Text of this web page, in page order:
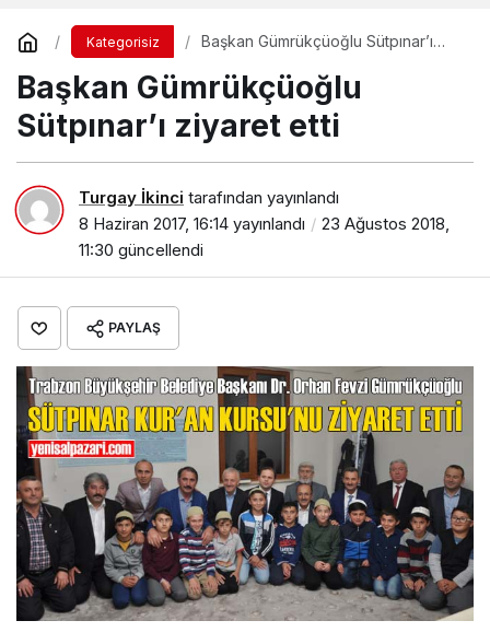
Kategorisiz
Başkan Gümrükçüoğlu Sütpınar’ı
Başkan Gümrükçüoğlu
Sütpınar’ı ziyaret etti
Turgay İkinci tarafından yayınlandı
8 Haziran 2017, 16:14 yayınlandı
23 Ağustos 2018,
11:30 güncellendi
PAYLAŞ